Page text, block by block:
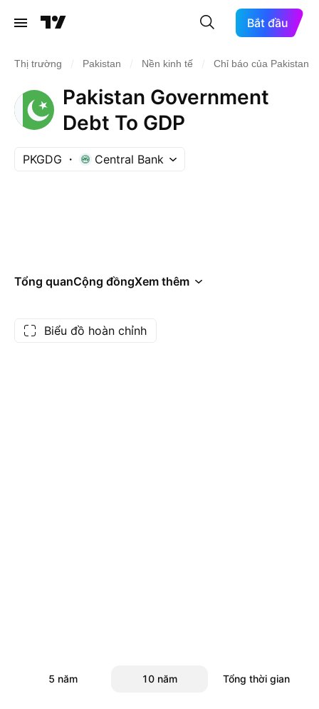
Bắt đầu
Thị trường Pakistan Nền kinh tế Chỉ báo của Pakistan
Pakistan Government
Debt To GDP
PKGDG Central Bank
Tổng quanCộng đồngXem thêm
Biểu đồ hoàn chỉnh
5 năm 10 năm Tổng thời gian